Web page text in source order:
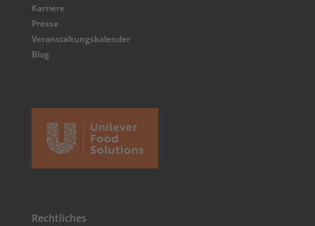
Karriere
Presse
Veranstaltungskalender
Blog
Rechtliches